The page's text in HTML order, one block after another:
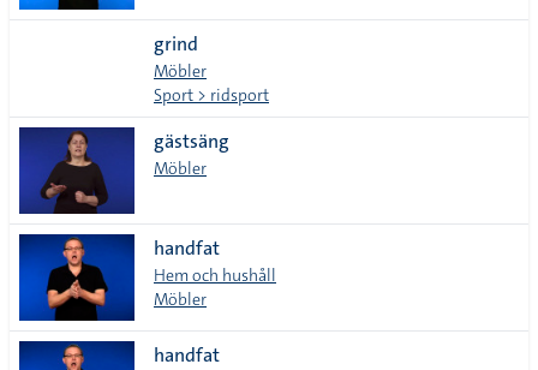
grind
Möbler
Sport > ridsport
gästsäng
Möbler
handfat
Hem och hushåll
Möbler
handfat